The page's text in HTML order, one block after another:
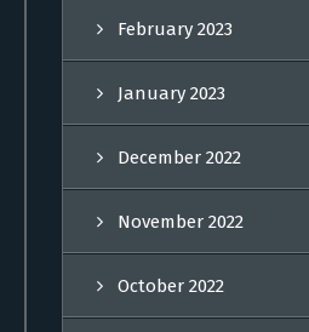
February 2023
January 2023
December 2022
November 2022
October 2022